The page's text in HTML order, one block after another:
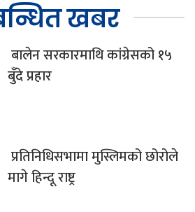
खबर
बालेन सरकारमाथि कांग्रेसको १५
बुँदे प्रहार
प्रतिनिधिसभामा मुस्लिमको छोरोले
मागे हिन्दू राष्ट्र